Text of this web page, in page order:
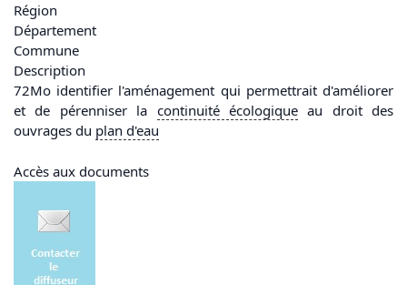
Région
Département
Commune
Description
72Mo identifier l'aménagement qui permettrait d'améliorer
et de pérenniser la continuité écologiqueau droit des
ouvrages du plan d'eau
Accès aux documents